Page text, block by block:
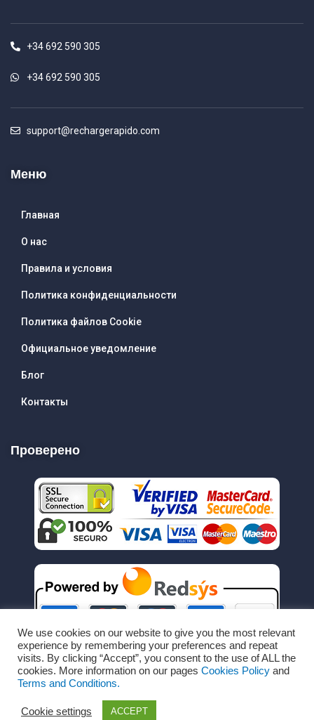
+34 692 590 305
+34 692 590 305
support@rechargerapido.com
Меню
Главная
О нас
Правила и условия
Политика конфиденциальности
Политика файлов Cookie
Официальное уведомление
Блог
Контакты
Проверено
We use cookies on our website to give you the most relevant
experience by remembering your preferences and repeat
visits. By clicking “Accept”, you consent to the use of ALL the
cookies. More information on our pages Cookies Policy and
Terms and Conditions.
Cookie settings ACCEPT